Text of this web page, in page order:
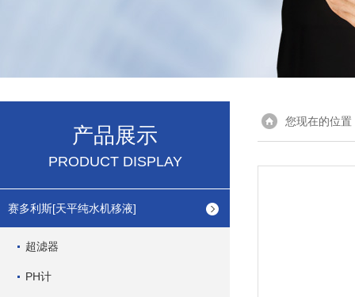
产品展示
PRODUCT DISPLAY
赛多利斯[天平纯水机移液]
超滤器
PH计
您现在的位置